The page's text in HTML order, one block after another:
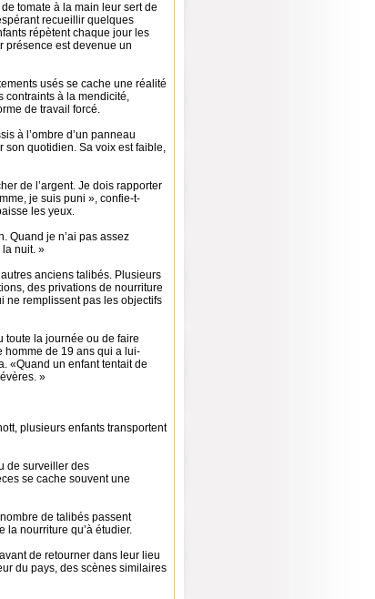
tomate à la main leur sert de
recueillir quelques
répètent chaque jour les
présence est devenue un
usés se cache une réalité
contraints à la mendicité,
de travail forcé.
à l’ombre d’un panneau
son quotidien. Sa voix est faible,
de l’argent. Je dois rapporter
je suis puni », confie-t-
les yeux.
Quand je n’ai pas assez
la nuit. »
anciens talibés. Plusieurs
des privations de nourriture
ne remplissent pas les objectifs
toute la journée ou de faire
homme de 19 ans qui a lui-
«Quand un enfant tentait de
»
plusieurs enfants transportent
de surveiller des
se cache souvent une
de talibés passent
la nourriture qu’à étudier.
de retourner dans leur lieu
du pays, des scènes similaires